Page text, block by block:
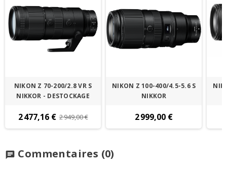
NIKON Z 70-200/2.8 VR S
NIKKOR - DESTOCKAGE
2 477,16 € 2 949,00 €
NIKON Z 100-400/4.5-5.6 S
NIKKOR
2 999,00 €
chat Commentaires (0)